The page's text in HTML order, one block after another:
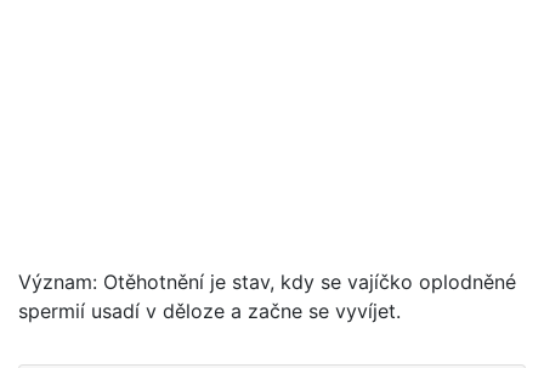
Význam: Otěhotnění je stav, kdy se vajíčko oplodněné
spermií usadí v děloze a začne se vyvíjet.